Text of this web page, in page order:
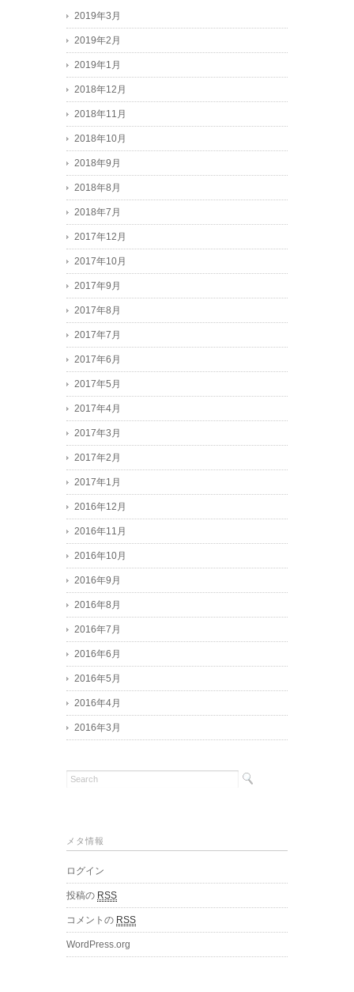
2019年3月
2019年2月
2019年1月
2018年12月
2018年11月
2018年10月
2018年9月
2018年8月
2018年7月
2017年12月
2017年10月
2017年9月
2017年8月
2017年7月
2017年6月
2017年5月
2017年4月
2017年3月
2017年2月
2017年1月
2016年12月
2016年11月
2016年10月
2016年9月
2016年8月
2016年7月
2016年6月
2016年5月
2016年4月
2016年3月
メタ情報
ログイン
投稿の RSS
コメントの RSS
WordPress.org